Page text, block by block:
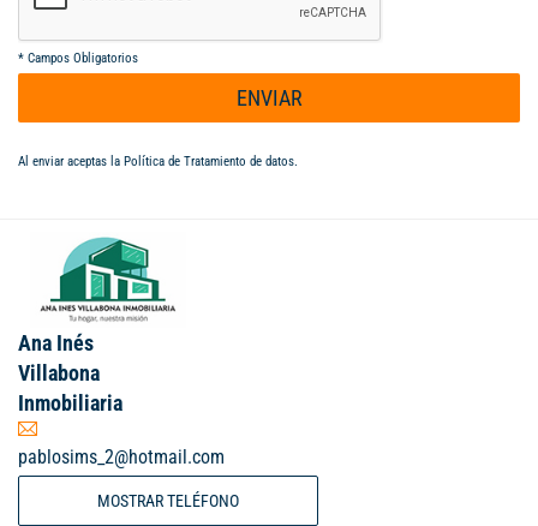
* Campos Obligatorios
ENVIAR
Al enviar aceptas la Política de Tratamiento de datos.
Ana Inés
Villabona
Inmobiliaria
pablosims_2@hotmail.com
MOSTRAR TELÉFONO